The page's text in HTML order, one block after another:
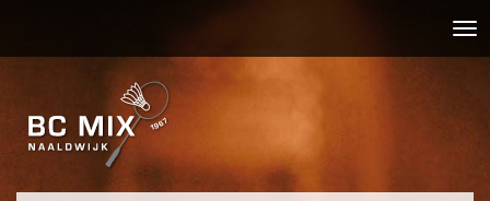
naar
gaan